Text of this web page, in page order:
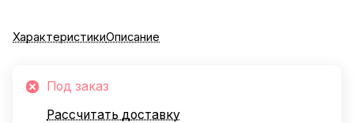
ХарактеристикиОписание
Под заказ
Рассчитать доставку